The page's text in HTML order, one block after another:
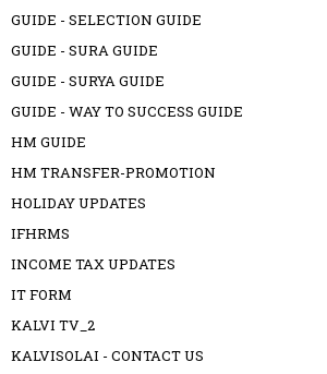
GUIDE - SELECTION GUIDE
GUIDE - SURA GUIDE
GUIDE - SURYA GUIDE
GUIDE - WAY TO SUCCESS GUIDE
HM GUIDE
HM TRANSFER-PROMOTION
HOLIDAY UPDATES
IFHRMS
INCOME TAX UPDATES
IT FORM
KALVI TV_2
KALVISOLAI - CONTACT US